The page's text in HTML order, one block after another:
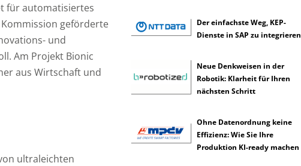
für automatisiertes
geförderte
und
Am Projekt Bionic
aus Wirtschaft und
ultraleichten
Der einfachste Weg, KEP-
Dienste in SAP zu integrieren
Neue Denkweisen in der
Robotik: Klarheit für Ihren
nächsten Schritt
Ohne Datenordnung keine
Effizienz: Wie Sie Ihre
Produktion KI-ready machen